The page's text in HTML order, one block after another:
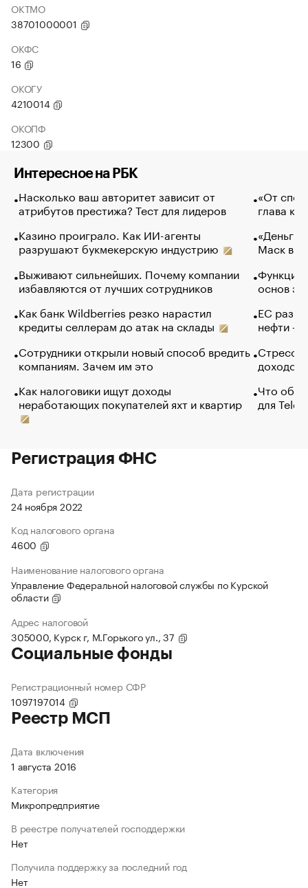
ОКТМО
38701000001
ОКФС
16
ОКОГУ
4210014
ОКОПФ
12300
Интересное на РБК
Насколько ваш авторитет зависит от
атрибутов престижа? Тест для лидеров
Казино проиграло. Как ИИ-агенты
разрушают букмекерскую индустрию
Выживают сильнейших. Почему компании
избавляются от лучших сотрудников
Как банк Wildberries резко нарастил
кредиты селлерам до атак на склады
Сотрудники открыли новый способ вредить
компаниям. Зачем им это
Как налоговики ищут доходы
неработающих покупателей яхт и квартир
«От
глава
«Деньги
Маск в
Функции
основ
ЕС
нефти —
Стресс
доходов
Что
для
Регистрация ФНС
Дата регистрации
24 ноября 2022
Код налогового органа
4600
Наименование налогового органа
Управление Федеральной налоговой службы по Курской
области
Адрес налоговой
305000, Курск г, М.Горького ул., 37
Социальные фонды
Регистрационный номер СФР
1097197014
Реестр МСП
Дата включения
1 августа 2016
Категория
Микропредприятие
В реестре получателей господдержки
Нет
Получила поддержку за последний год
Нет